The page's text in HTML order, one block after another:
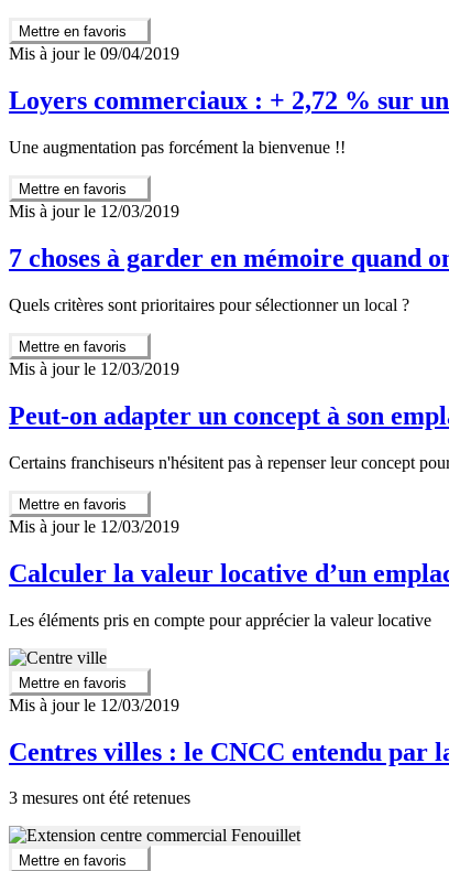
Mettre en favoris
Mis à jour le 09/04/2019
Loyers commerciaux : + 2,72 % sur
Une augmentation pas forcément la bienvenue !!
Mettre en favoris
Mis à jour le 12/03/2019
7 choses à garder en mémoire quand
Quels critères sont prioritaires pour sélectionner un local ?
Mettre en favoris
Mis à jour le 12/03/2019
Peut-on adapter un concept à son
Certains franchiseurs n'hésitent pas à repenser leur concept
Mettre en favoris
Mis à jour le 12/03/2019
Calculer la valeur locative d’un
Les éléments pris en compte pour apprécier la valeur locative
Mettre en favoris
Mis à jour le 12/03/2019
Centres villes : le CNCC entendu par
3 mesures ont été retenues
Mettre en favoris